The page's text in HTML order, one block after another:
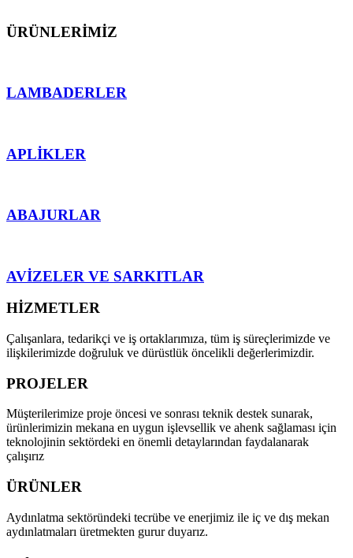
ÜRÜNLERİMİZ
LAMBADERLER
APLİKLER
ABAJURLAR
AVİZELER VE SARKITLAR
HİZMETLER
Çalışanlara, tedarikçi ve iş ortaklarımıza, tüm iş süreçlerimizde ve
ilişkilerimizde doğruluk ve dürüstlük öncelikli değerlerimizdir.
PROJELER
Müşterilerimize proje öncesi ve sonrası teknik destek sunarak,
ürünlerimizin mekana en uygun işlevsellik ve ahenk sağlaması için
teknolojinin sektördeki en önemli detaylarından faydalanarak
çalışırız
ÜRÜNLER
Aydınlatma sektöründeki tecrübe ve enerjimiz ile iç ve dış mekan
aydınlatmaları üretmekten gurur duyarız.